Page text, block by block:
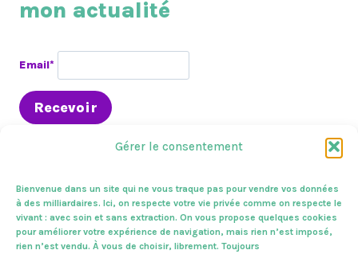
Gérer le consentement
Bienvenue dans un site qui ne vous traque pas pour vendre vos données
à des milliardaires. Ici, on respecte votre vie privée comme on respecte le
vivant : avec soin et sans extraction. On vous propose quelques cookies
pour améliorer votre expérience de navigation, mais rien n’est imposé,
rien n’est vendu. À vous de choisir, librement. Toujours
mon actualité
Email*
En circo Presse & médias
A l’assemblée
Sur le terrain
Zoom sur Mes combats